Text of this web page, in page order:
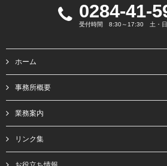
0284-41-
受付時間 8:30～17:30 土・日
ホーム
事務所概要
業務案内
リンク集